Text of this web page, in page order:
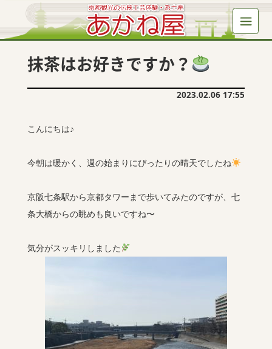
抹茶はお好きですか？
2023.02.06 17:55
こんにちは♪
今朝は暖かく、週の始まりにぴったりの晴天でしたね
京阪七条駅から京都タワーまで歩いてみたのですが、七
条大橋からの眺めも良いですね〜
気分がスッキリしました